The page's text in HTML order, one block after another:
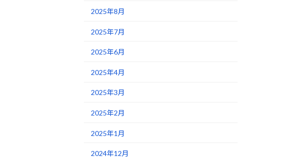
2025年8月
2025年7月
2025年6月
2025年4月
2025年3月
2025年2月
2025年1月
2024年12月